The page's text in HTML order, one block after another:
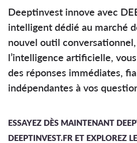
Deeptinvest innove avec
intelligent dédié au marché
nouvel outil
l’intelligence artificielle,
des réponses immédiates,
indépendantes à vos
ESSAYEZ DÈS MAINTENANT
DEEPTINVEST.FR ET EXPLOREZ